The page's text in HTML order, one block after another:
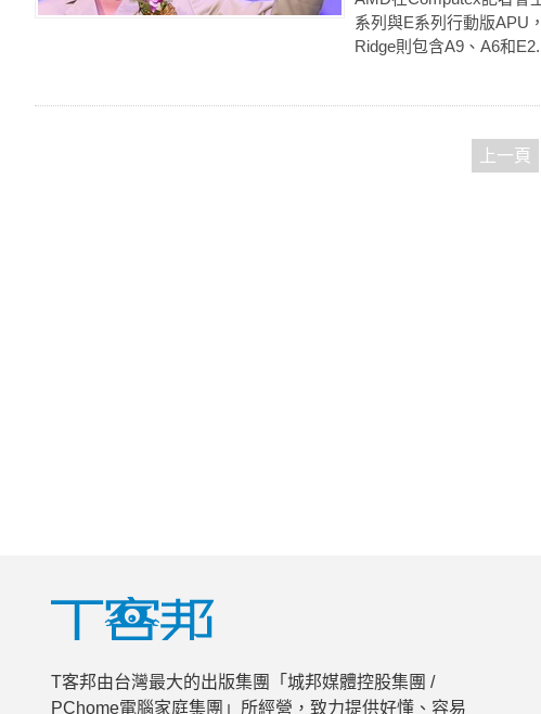
系列與E系列行動版APU
Ridge則包含A9、A6和
上一頁
T客邦由台灣最大的出版集團「城邦媒體控股集團 /
PChome電腦家庭集團」所經營，致力提供好懂、容易